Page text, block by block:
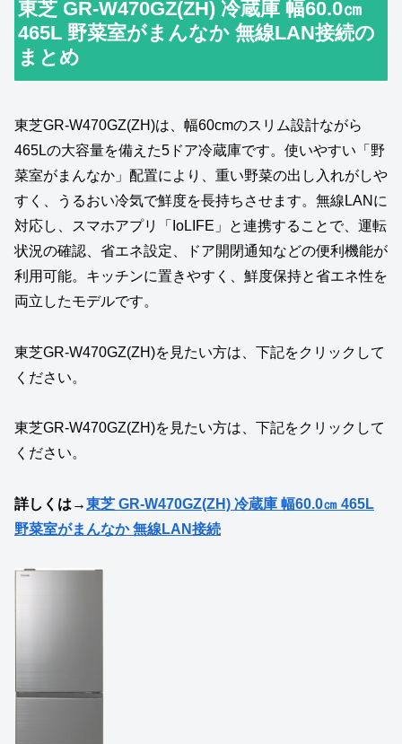
東芝 GR-W470GZ(ZH) 冷蔵庫 幅60.0㎝
465L 野菜室がまんなか 無線LAN接続の
まとめ
東芝GR‑W470GZ(ZH)は、幅60cmのスリム設計ながら
465Lの大容量を備えた5ドア冷蔵庫です。使いやすい「野
菜室がまんなか」配置により、重い野菜の出し入れがしや
すく、うるおい冷気で鮮度を長持ちさせます。無線LANに
対応し、スマホアプリ「IoLIFE」と連携することで、運転
状況の確認、省エネ設定、ドア開閉通知などの便利機能が
利用可能。キッチンに置きやすく、鮮度保持と省エネ性を
両立したモデルです。
東芝GR‑W470GZ(ZH)を見たい方は、下記をクリックして
ください。
東芝GR‑W470GZ(ZH)を見たい方は、下記をクリックして
ください。
詳しくは→東芝 GR-W470GZ(ZH) 冷蔵庫 幅60.0㎝ 465L
野菜室がまんなか 無線LAN接続